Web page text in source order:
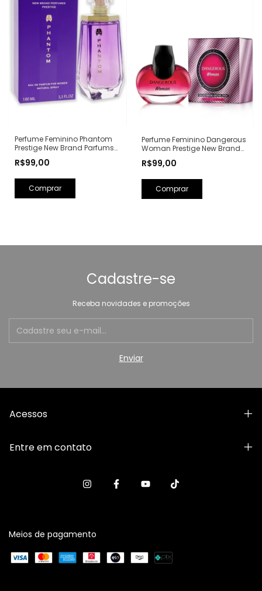
Perfume Feminino Phantom
Prestige New Brand Parfums
Eau de Parfum - 100ml (Ref.
Olfativa: Alien Mugler)
R$99,00
Perfume Feminino Dangerous
Woman Prestige New Brand
100ml (Ref. Olfativa: Poison
R$99,00
Cadastre-se
Receba novidades e promoções
Acessos
Entre em contato
Meios de pagamento